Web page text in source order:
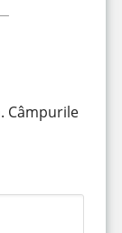
Câmpurile